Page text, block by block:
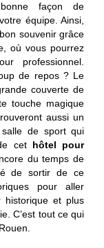
façon de
équipe. Ainsi,
souvenir grâce
où vous pourrez
professionnel.
de repos ? Le
couverte de
touche magique
aussi un
de sport qui
cet hôtel pour
du temps de
de sortir de ce
pour aller
et plus
C’est tout ce qui